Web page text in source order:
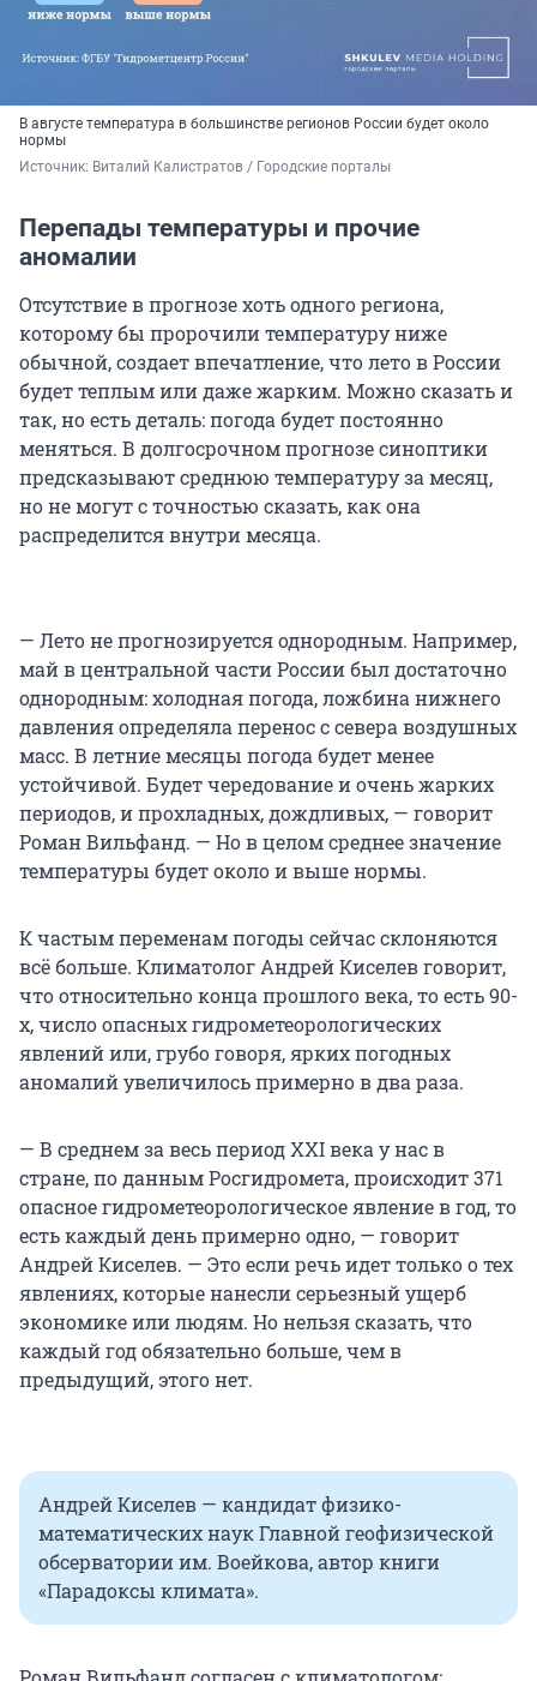
В августе температура в большинстве регионов России будет около
нормы
Источник: Виталий Калистратов / Городские порталы
Перепады температуры и прочие
аномалии
Отсутствие в прогнозе хоть одного региона,
которому бы пророчили температуру ниже
обычной, создает впечатление, что лето в России
будет теплым или даже жарким. Можно сказать и
так, но есть деталь: погода будет постоянно
меняться. В долгосрочном прогнозе синоптики
предсказывают среднюю температуру за месяц,
но не могут с точностью сказать, как она
распределится внутри месяца.
— Лето не прогнозируется однородным. Например,
май в центральной части России был достаточно
однородным: холодная погода, ложбина нижнего
давления определяла перенос с севера воздушных
масс. В летние месяцы погода будет менее
устойчивой. Будет чередование и очень жарких
периодов, и прохладных, дождливых, — говорит
Роман Вильфанд. — Но в целом среднее значение
температуры будет около и выше нормы.
К частым переменам погоды сейчас склоняются
всё больше. Климатолог Андрей Киселев говорит,
что относительно конца прошлого века, то есть 90-
х, число опасных гидрометеорологических
явлений или, грубо говоря, ярких погодных
аномалий увеличилось примерно в два раза.
— В среднем за весь период XXI века у нас в
стране, по данным Росгидромета, происходит 371
опасное гидрометеорологическое явление в год, то
есть каждый день примерно одно, — говорит
Андрей Киселев. — Это если речь идет только о тех
явлениях, которые нанесли серьезный ущерб
экономике или людям. Но нельзя сказать, что
каждый год обязательно больше, чем в
предыдущий, этого нет.
Андрей Киселев — кандидат физико-
математических наук Главной геофизической
обсерватории им. Воейкова, автор книги
«Парадоксы климата».